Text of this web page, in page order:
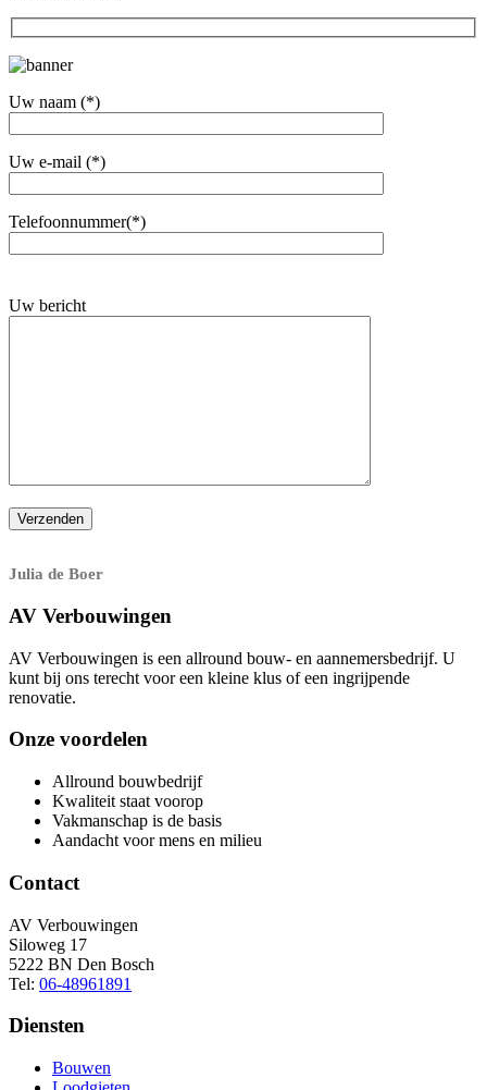
Hoofd
sidebar
Uw naam (*)
Uw e-mail (*)
Telefoonnummer(*)
dit
Uw bericht
Julia de Boer
AV Verbouwingen
AV Verbouwingen is een allround bouw- en aannemersbedrijf. U
kunt bij ons terecht voor een kleine klus of een ingrijpende
renovatie.
Onze voordelen
Allround bouwbedrijf
Kwaliteit staat voorop
Vakmanschap is de basis
Aandacht voor mens en milieu
Contact
AV Verbouwingen
Siloweg 17
5222 BN Den Bosch
Tel: 06-48961891
Diensten
Bouwen